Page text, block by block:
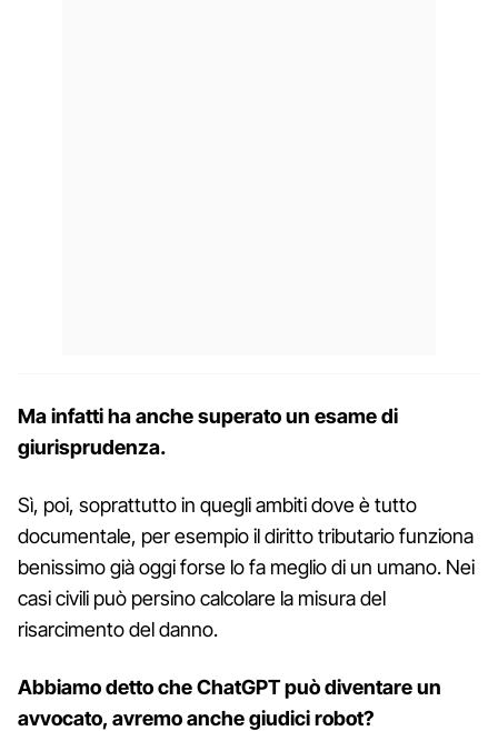
Ma infatti ha anche superato un esame di
giurisprudenza.
Sì, poi, soprattutto in quegli ambiti dove è tutto
documentale, per esempio il diritto tributario funziona
benissimo già oggi forse lo fa meglio di un umano. Nei
casi civili può persino calcolare la misura del
risarcimento del danno.
Abbiamo detto che ChatGPT può diventare un
avvocato, avremo anche giudici robot?